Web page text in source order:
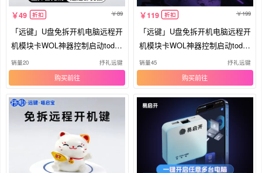
49 折扣 89
「远键」U盘免拆开机电脑远程开
机模块卡WOL神器控制启动todes
k键
销量20 抒礼远键
购买
119 折扣 199
「远键」U盘免拆开机电脑远程开
机模块卡WOL神器控制启动todes
k键
销量45 抒礼远键
购买